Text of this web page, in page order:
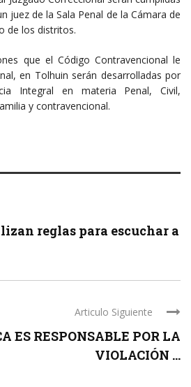
juez de la Sala Penal de la Cámara de
de los distritos.
que el Código Contravencional le
en Tolhuin serán desarrolladas por
Integral en materia Penal, Civil,
y contravencional.
reglas para escuchar a
Articulo Siguiente
ES RESPONSABLE POR LA
VIOLACIÓN ...